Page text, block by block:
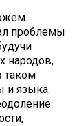
проблемы
народов,
таком
и языка.